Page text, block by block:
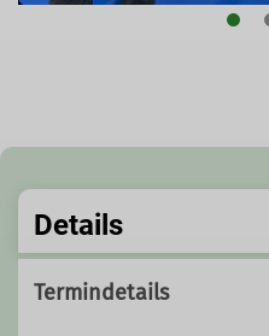
Details
Termindetails